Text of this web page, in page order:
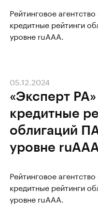
Рейтинговое
кредитные рейтинги
уровне ruAAA.
«Эксперт
кредитные
облигаций
уровне
05.12.2024
Рейтинговое
кредитные рейтинги
уровне ruAAA.